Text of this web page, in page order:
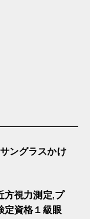
ングラスかけ
方視力測定,プ
定資格１級眼